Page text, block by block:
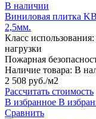
В наличии
Виниловая плитка
2,5мм.
Класс использования:
нагрузки
Пожарная
Наличие товара: В
2 508 руб./м2
Рассчитать стоимость
В избранное В
Сравнить